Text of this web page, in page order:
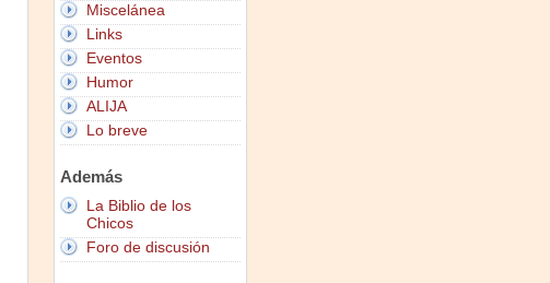
Miscelánea
Links
Eventos
Humor
ALIJA
Lo breve
Además
La Biblio de los
Chicos
Foro de discusión